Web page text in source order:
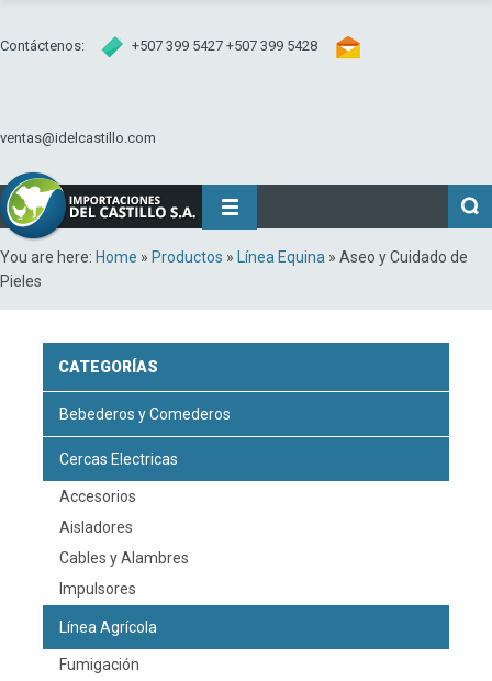
Contáctenos: +507 399 5427 +507 399 5428
ventas@idelcastillo.com
You are here: Home » Productos » Línea Equina » Aseo y Cuidado de
Pieles
CATEGORÍAS
Bebederos y Comederos
Cercas Electricas
Accesorios
Aisladores
Cables y Alambres
Impulsores
Línea Agrícola
Fumigación